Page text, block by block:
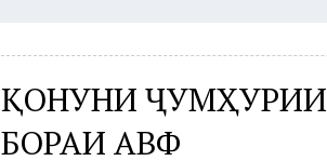
ҚОНУНИ
БОРАИ АВФ